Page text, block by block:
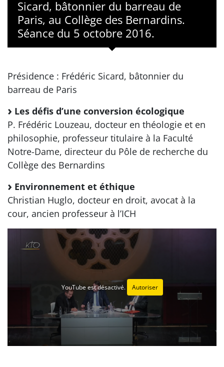
Sicard, bâtonnier du barreau de
Paris, au Collège des Bernardins.
Séance du 5 octobre 2016.
Présidence : Frédéric Sicard, bâtonnier du
barreau de Paris
Les défis d’une conversion écologique
P. Frédéric Louzeau, docteur en théologie et en
philosophie, professeur titulaire à la Faculté
Notre-Dame, directeur du Pôle de recherche du
Collège des Bernardins
Environnement et éthique
Christian Huglo, docteur en droit, avocat à la
cour, ancien professeur à l’ICH
YouTube est désactivé. Autoriser